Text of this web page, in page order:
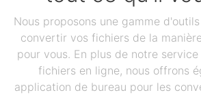
Nous proposons une gamme
convertir vos fichiers de la
pour vous. En plus de notre
fichiers en ligne, nous offrons
application de bureau pour les